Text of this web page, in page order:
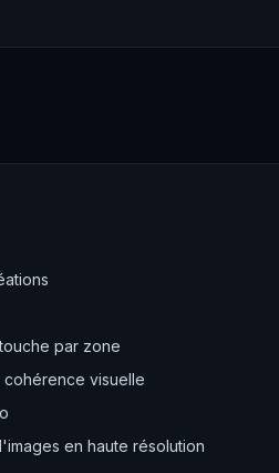
par zone
visuelle
en haute résolution